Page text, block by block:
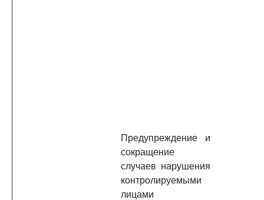
Предупреждение и
сокращение
случаев нарушения
контролируемыми
лицами